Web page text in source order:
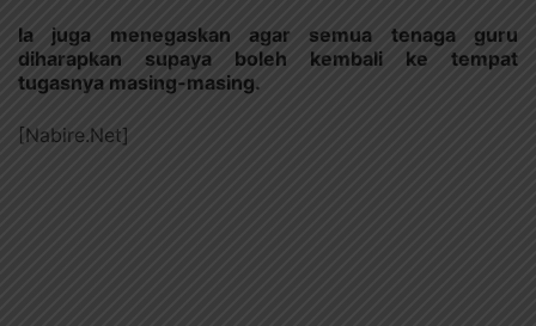
Ia juga menegaskan agar semua tenaga guru
diharapkan supaya boleh kembali ke tempat
tugasnya masing-masing.
[Nabire.Net]